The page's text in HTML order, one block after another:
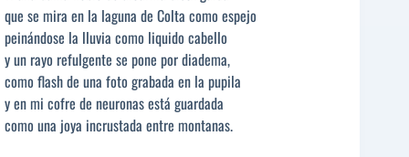
que se mira en la laguna de Colta como espejo
peinándose la lluvia como liquido cabello
y un rayo refulgente se pone por diadema,
como flash de una foto grabada en la pupila
y en mi cofre de neuronas está guardada
como una joya incrustada entre montanas.